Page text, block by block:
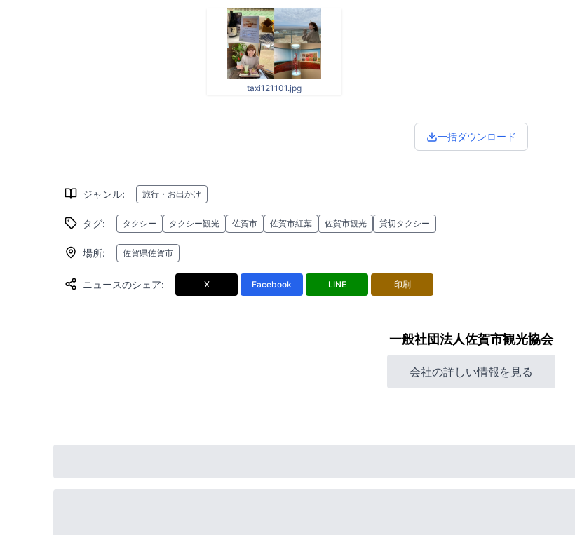
taxi121101.jpg
一括ダウンロード
ジャンル: 旅行・お出かけ
タグ: タクシー タクシー観光 佐賀市 佐賀市紅葉 佐賀市観光 貸切タクシー
場所: 佐賀県佐賀市
ニュースのシェア: X Facebook LINE 印刷
一般社団法人佐賀市観光協会
会社の詳しい情報を見る